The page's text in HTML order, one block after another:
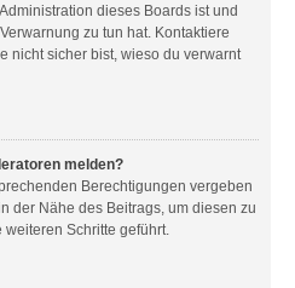
dieses Boards ist und
zu tun hat. Kontaktiere
nicht sicher bist, wieso du verwarnt
melden?
Berechtigungen vergeben
der Nähe des Beitrags, um diesen zu
Schritte geführt.